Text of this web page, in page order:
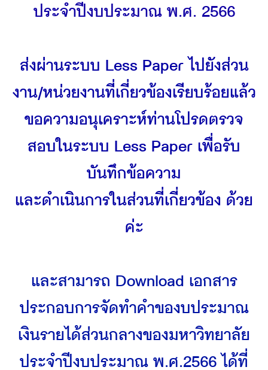
ประจำปีงบประมาณ พ.ศ. 2566
ส่งผ่านระบบ Less Paper ไปยังส่วน
งาน/หน่วยงานที่เกี่ยวข้องเรียบร้อยแล้ว
ขอความอนุเคราะห์ท่านโปรดตรวจ
สอบในระบบ Less Paper เพื่อรับ
บันทึกข้อความ
และดำเนินการในส่วนที่เกี่ยวข้อง ด้วย
ค่ะ
และสามารถ Download เอกสาร
ประกอบการจัดทำคำของบประมาณ
เงินรายได้ส่วนกลางของมหาวิทยาลัย
ประจำปีงบประมาณ พ.ศ.2566 ได้ที่